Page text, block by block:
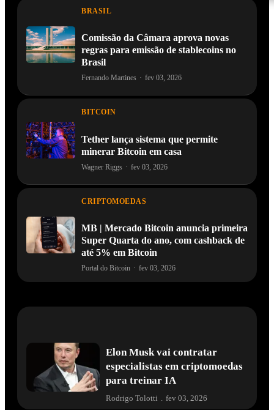
BRASIL
Comissão da Câmara aprova novas
regras para emissão de stablecoins no
Brasil
Fernando Martines · fev 03, 2026
BITCOIN
Tether lança sistema que permite
minerar Bitcoin em casa
Wagner Riggs · fev 03, 2026
CRIPTOMOEDAS
MB | Mercado Bitcoin anuncia primeira
Super Quarta do ano, com cashback de
até 5% em Bitcoin
Portal do Bitcoin · fev 03, 2026
Elon Musk vai contratar
especialistas em criptomoedas
para treinar IA
Rodrigo Tolotti fev 03, 2026